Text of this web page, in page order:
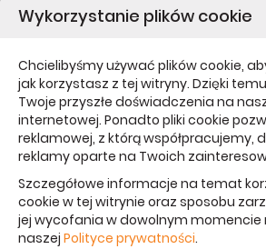
Wyprzedaż serii
Etui do iPhone
iLuv Gelato -
Lekkie i miękkie etui z serii Gelato
design, ale skutecznie chroni
zadrapaniami, wstrząsami i innymi
Precyzyjnie dopasowane
Wykorzystanie plików cookie
Chcielibyśmy używać plików cookie,
jak korzystasz z tej witryny. Dzięki
Twoje przyszłe doświadczenia na
internetowej. Ponadto pliki cookie
reklamowej, z którą współpracujemy,
reklamy oparte na Twoich
Szczegółowe informacje na temat
cookie w tej witrynie oraz sposobu
jej wycofania w dowolnym momencie
naszej Polityce prywatności.